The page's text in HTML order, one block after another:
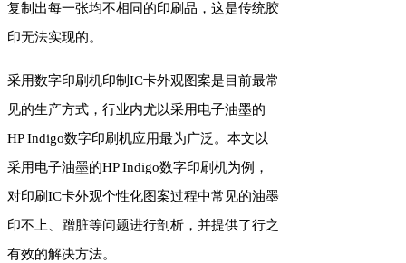
复制出每一张均不相同的印刷品，这是传统胶
印无法实现的。
采用数字印刷机印制IC卡外观图案是目前最常
见的生产方式，行业内尤以采用电子油墨的
HP Indigo数字印刷机应用最为广泛。本文以
采用电子油墨的HP Indigo数字印刷机为例，
对印刷IC卡外观个性化图案过程中常见的油墨
印不上、蹭脏等问题进行剖析，并提供了行之
有效的解决方法。